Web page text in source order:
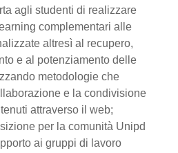
agli studenti di realizzare
complementari alle
altresì al recupero,
e al potenziamento delle
metodologie che
e la condivisione
attraverso il web;
per la comunità Unipd
ai gruppi di lavoro